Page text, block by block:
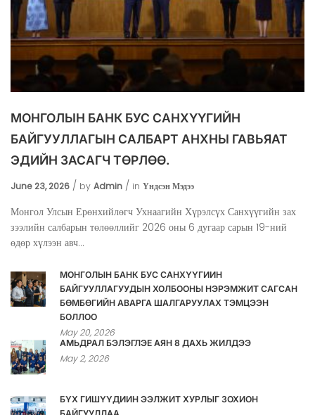
МОНГОЛЫН БАНК БУС САНХҮҮГИЙН
БАЙГУУЛЛАГЫН САЛБАРТ АНХНЫ ГАВЬЯАТ
ЭДИЙН ЗАСАГЧ ТӨРЛӨӨ.
June 23, 2026 by Admin in Үндсэн Мэдээ
Монгол Улсын Ерөнхийлөгч Ухнаагийн Хүрэлсүх Санхүүгийн зах
зээлийн салбарын төлөөллийг 2026 оны 6 дугаар сарын 19-ний
өдөр хүлээн авч...
МОНГОЛЫН БАНК БУС САНХҮҮГИЙН
БАЙГУУЛЛАГУУДЫН ХОЛБООНЫ НЭРЭМЖИТ САГСАН
БӨМБӨГИЙН АВАРГА ШАЛГАРУУЛАХ ТЭМЦЭЭН
БОЛЛОО
May 20, 2026
АМЬДРАЛ БЭЛЭГЛЭЕ АЯН 8 ДАХЬ ЖИЛДЭЭ
May 2, 2026
БҮХ ГИШҮҮДИЙН ЭЭЛЖИТ ХУРЛЫГ ЗОХИОН